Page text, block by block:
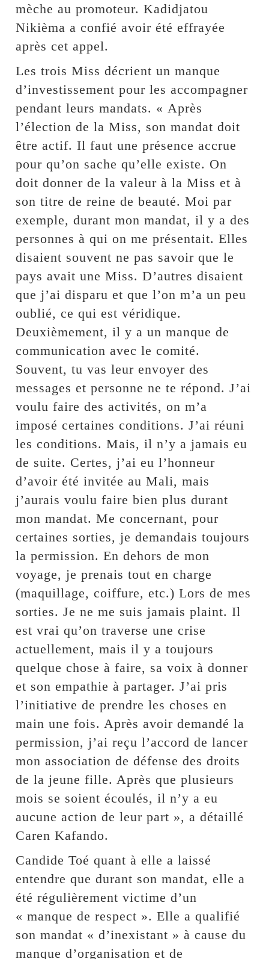
mèche au promoteur. Kadidjatou
Nikièma a confié avoir été effrayée
après cet appel.
Les trois Miss décrient un manque
d’investissement pour les accompagner
pendant leurs mandats. « Après
l’élection de la Miss, son mandat doit
être actif. Il faut une présence accrue
pour qu’on sache qu’elle existe. On
doit donner de la valeur à la Miss et à
son titre de reine de beauté. Moi par
exemple, durant mon mandat, il y a des
personnes à qui on me présentait. Elles
disaient souvent ne pas savoir que le
pays avait une Miss. D’autres disaient
que j’ai disparu et que l’on m’a un peu
oublié, ce qui est véridique.
Deuxièmement, il y a un manque de
communication avec le comité.
Souvent, tu vas leur envoyer des
messages et personne ne te répond. J’ai
voulu faire des activités, on m’a
imposé certaines conditions. J’ai réuni
les conditions. Mais, il n’y a jamais eu
de suite. Certes, j’ai eu l’honneur
d’avoir été invitée au Mali, mais
j’aurais voulu faire bien plus durant
mon mandat. Me concernant, pour
certaines sorties, je demandais toujours
la permission. En dehors de mon
voyage, je prenais tout en charge
(maquillage, coiffure, etc.) Lors de mes
sorties. Je ne me suis jamais plaint. Il
est vrai qu’on traverse une crise
actuellement, mais il y a toujours
quelque chose à faire, sa voix à donner
et son empathie à partager. J’ai pris
l’initiative de prendre les choses en
main une fois. Après avoir demandé la
permission, j’ai reçu l’accord de lancer
mon association de défense des droits
de la jeune fille. Après que plusieurs
mois se soient écoulés, il n’y a eu
aucune action de leur part », a détaillé
Caren Kafando.
Candide Toé quant à elle a laissé
entendre que durant son mandat, elle a
été régulièrement victime d’un
« manque de respect ». Elle a qualifié
son mandat « d’inexistant » à cause du
manque d’organisation et de